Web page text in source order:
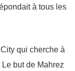
à tous les
qui cherche à
but de Mahrez